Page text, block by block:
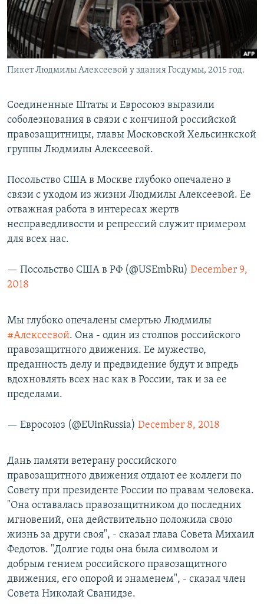
Пикет Людмилы Алексеевой у здания Госдумы, 2015 год.
Соединенные Штаты и Евросоюз выразили
соболезнования в связи с кончиной российской
правозащитницы, главы Московской Хельсинкской
группы Людмилы Алексеевой.
Посольство США в Москве глубоко опечалено в
связи с уходом из жизни Людмилы Алексеевой. Ее
отважная работа в интересах жертв
несправедливости и репрессий служит примером
для всех нас.
— Посольство США в РФ (@USEmbRu) December 9,
2018
Мы глубоко опечалены смертью Людмилы
#Алексеевой. Она - один из столпов российского
правозащитного движения. Ее мужество,
преданность делу и предвидение будут и впредь
вдохновлять всех нас как в России, так и за ее
пределами.
— Евросоюз (@EUinRussia) December 8, 2018
Дань памяти ветерану российского
правозащитного движения отдают ее коллеги по
Совету при президенте России по правам человека.
"Она оставалась правозащитником до последних
мгновений, она действительно положила свою
жизнь за други своя", - сказал глава Совета Михаил
Федотов. "Долгие годы она была символом и
добрым гением российского правозащитного
движения, его опорой и знаменем", - сказал член
Совета Николай Сванидзе.